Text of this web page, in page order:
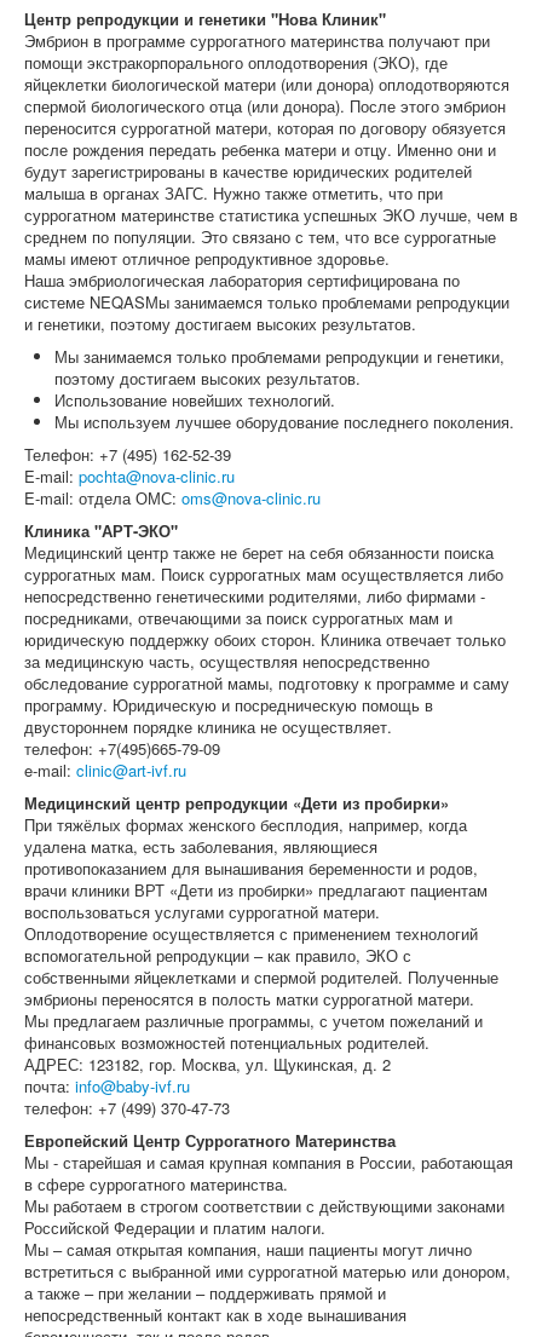
Центр репродукции и генетики "Нова Клиник"
Эмбрион в программе суррогатного материнства получают при
помощи экстракорпорального оплодотворения (ЭКО), где
яйцеклетки биологической матери (или донора) оплодотворяются
спермой биологического отца (или донора). После этого эмбрион
переносится суррогатной матери, которая по договору обязуется
после рождения передать ребенка матери и отцу. Именно они и
будут зарегистрированы в качестве юридических родителей
малыша в органах ЗАГС. Нужно также отметить, что при
суррогатном материнстве статистика успешных ЭКО лучше, чем в
среднем по популяции. Это связано с тем, что все суррогатные
мамы имеют отличное репродуктивное здоровье.
Наша эмбриологическая лаборатория сертифицирована по
системе NEQASМы занимаемся только проблемами репродукции
и генетики, поэтому достигаем высоких результатов.
Мы занимаемся только проблемами репродукции и генетики,
поэтому достигаем высоких результатов.
Использование новейших технологий.
Мы используем лучшее оборудование последнего поколения.
Телефон: +7 (495) 162-52-39
E-mail: pochta@nova-clinic.ru
E-mail: отдела ОМС: oms@nova-clinic.ru
Клиника "АРТ-ЭКО"
Медицинский центр также не берет на себя обязанности поиска
суррогатных мам. Поиск суррогатных мам осуществляется либо
непосредственно генетическими родителями, либо фирмами -
посредниками, отвечающими за поиск суррогатных мам и
юридическую поддержку обоих сторон. Клиника отвечает только
за медицинскую часть, осуществляя непосредственно
обследование суррогатной мамы, подготовку к программе и саму
программу. Юридическую и посредническую помощь в
двустороннем порядке клиника не осуществляет.
телефон: +7(495)665-79-09
e-mail: clinic@art-ivf.ru
Медицинский центр репродукции «Дети из пробирки»
При тяжёлых формах женского бесплодия, например, когда
удалена матка, есть заболевания, являющиеся
противопоказанием для вынашивания беременности и родов,
врачи клиники ВРТ «Дети из пробирки» предлагают пациентам
воспользоваться услугами суррогатной матери.
Оплодотворение осуществляется с применением технологий
вспомогательной репродукции – как правило, ЭКО с
собственными яйцеклетками и спермой родителей. Полученные
эмбрионы переносятся в полость матки суррогатной матери.
Мы предлагаем различные программы, с учетом пожеланий и
финансовых возможностей потенциальных родителей.
АДРЕС: 123182, гор. Москва, ул. Щукинская, д. 2
почта: info@baby-ivf.ru
телефон: +7 (499) 370-47-73
Европейский Центр Суррогатного Материнства
Мы - старейшая и самая крупная компания в России, работающая
в сфере суррогатного материнства.
Мы работаем в строгом соответствии с действующими законами
Российской Федерации и платим налоги.
Мы – самая открытая компания, наши пациенты могут лично
встретиться с выбранной ими суррогатной матерью или донором,
а также – при желании – поддерживать прямой и
непосредственный контакт как в ходе вынашивания